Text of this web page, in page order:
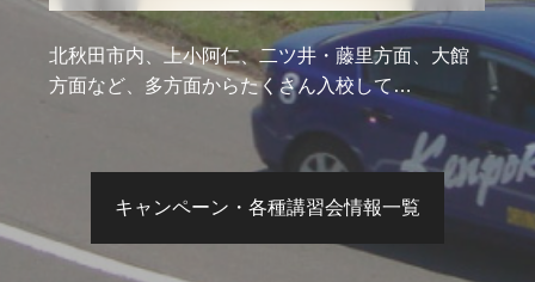
秋田県北地区初！県北自動車学校では、いち早く
オンライン学科教習を導入しております…
キャンペーン・各種講習会情報一覧